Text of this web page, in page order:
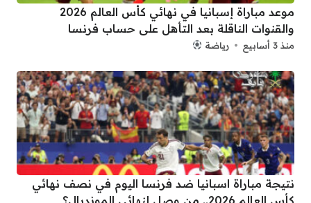
موعد مباراة إسبانيا في نهائي كأس العالم 2026
والقنوات الناقلة بعد التأهل على حساب فرنسا
منذ 3 أسابيع رياضة
نتيجة مباراة اسبانيا ضد فرنسا اليوم في نصف نهائي
كأس العالم 2026.. من وصل لنهائي المونديال؟